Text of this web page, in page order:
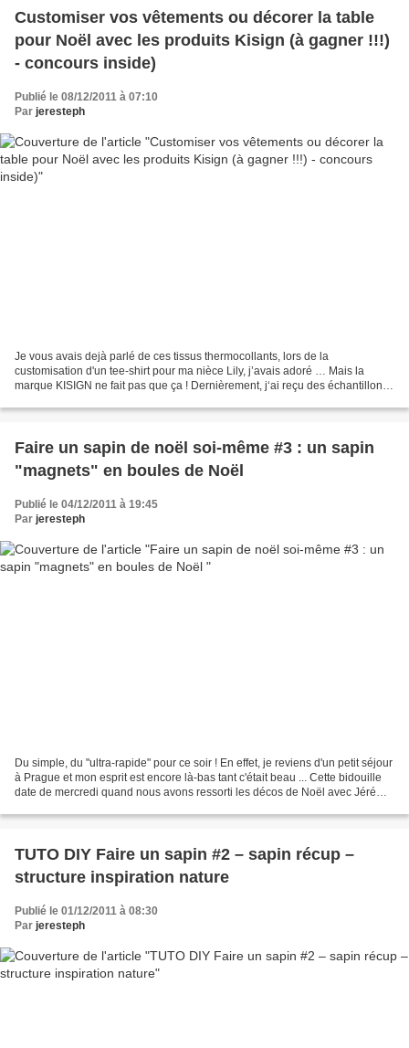
Customiser vos vêtements ou décorer la table
pour Noël avec les produits Kisign (à gagner !!!)
- concours inside)
Publié le 08/12/2011 à 07:10
Par jeresteph
Je vous avais dejà parlé de ces tissus thermocollants, lors de la
customisation d'un tee-shirt pour ma nièce Lily, j’avais adoré … Mais la
marque KISIGN ne fait pas que ça ! Dernièrement, j‘ai reçu des échantillons
Faire un sapin de noël soi-même #3 : un sapin
"magnets" en boules de Noël
Publié le 04/12/2011 à 19:45
Par jeresteph
Du simple, du "ultra-rapide" pour ce soir ! En effet, je reviens d'un petit séjour
à Prague et mon esprit est encore là-bas tant c'était beau ... Cette bidouille
date de mercredi quand nous avons ressorti les décos de Noël avec Jérémy,
TUTO DIY Faire un sapin #2 – sapin récup –
structure inspiration nature
Publié le 01/12/2011 à 08:30
Par jeresteph